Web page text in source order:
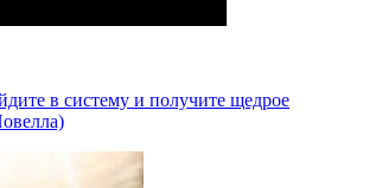
в систему и получите щедрое